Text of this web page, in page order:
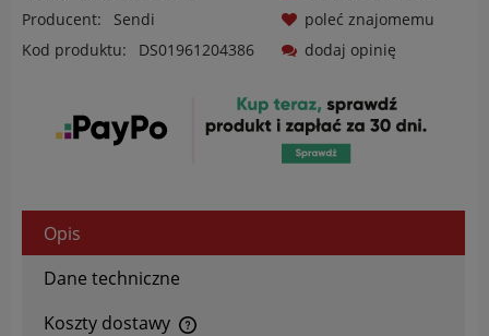
Producent:
Sendi
Kod produktu:
DS01961204386
poleć znajomemu
dodaj opinię
Opis
Dane techniczne
Koszty dostawy